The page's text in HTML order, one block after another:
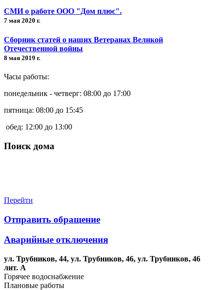
СМИ о работе ООО "Дом плюс".
7 мая 2020 г.
Сборник статей о наших Ветеранах Великой
Отечественной войны
8 мая 2019 г.
Часы работы:
понедельник - четверг: 08:00 до 17:00
пятница: 08:00 до 15:45
обед: 12:00 до 13:00
Поиск дома
Перейти
Отправить обращение
Аварийные отключения
ул. Трубников, 44, ул. Трубников, 46, ул. Трубников, 46
лит. А
Горячее водоснабжение
Плановые работы